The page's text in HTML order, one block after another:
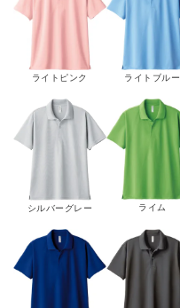
ライトピンク ライトブルー
シルバーグレー ライム